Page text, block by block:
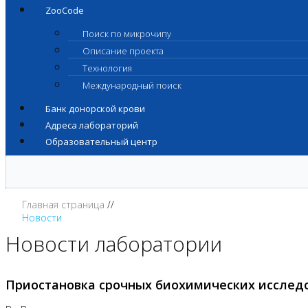
ZooCode
Поиск по микрочипу
Описание проекта
Технология
Международный поиск
Банк донорской крови
Адреса лабораторий
Образовательный центр
Главная страница
Новости
Новости лаборатории
Приостановка срочных биохимических